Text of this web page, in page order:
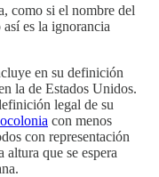
como si el nombre del
es la ignorancia
en su definición
la de Estados Unidos.
legal de su
con menos
con representación
que se espera